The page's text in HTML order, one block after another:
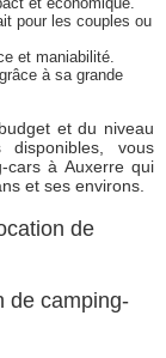
pour les couples ou
et maniabilité.
à sa grande
et du niveau
vous
cars à Auxerre qui
et ses environs.
de
de camping-